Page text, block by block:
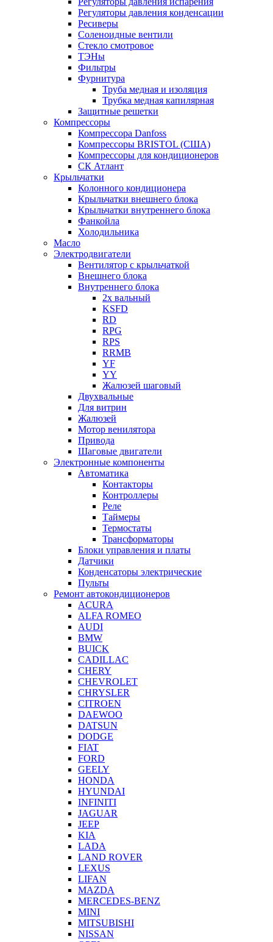
Регуляторы давления конденсации
Ресиверы
Соленоидные вентили
Стекло смотровое
ТЭНы
Фильтры
Фурнитура
Труба медная и изоляция
Трубка медная капилярная
Защитные решетки
Компрессоры
Компрессора Danfoss
Компрессоры BRISTOL (США)
Компрессоры для кондиционеров
СК Атлант
Крыльчатки
Колонного кондиционера
Крыльчатки внешнего блока
Крыльчатки внутреннего блока
Фанкойла
Холодильника
Масло
Электродвигатели
Вентилятор с крыльчаткой
Внешнего блока
Внутреннего блока
2х вальный
KSFD
RD
RPG
RPS
RRMB
YF
YY
Жалюзей шаговый
Двухвальные
Для витрин
Жалюзей
Мотор венилятора
Привода
Шаговые двигатели
Электронные компоненты
Автоматика
Контакторы
Контроллеры
Реле
Таймеры
Термостаты
Трансформаторы
Блоки управления и платы
Датчики
Конденсаторы электрические
Пульты
Ремонт автокондиционеров
ACURA
ALFA ROMEO
AUDI
BMW
BUICK
CADILLAC
CHERY
CHEVROLET
CHRYSLER
CITROEN
DAEWOO
DATSUN
DODGE
FIAT
FORD
GEELY
HONDA
HYUNDAI
INFINITI
JAGUAR
JEEP
KIA
LADA
LAND ROVER
LEXUS
LIFAN
MAZDA
MERCEDES-BENZ
MINI
MITSUBISHI
NISSAN